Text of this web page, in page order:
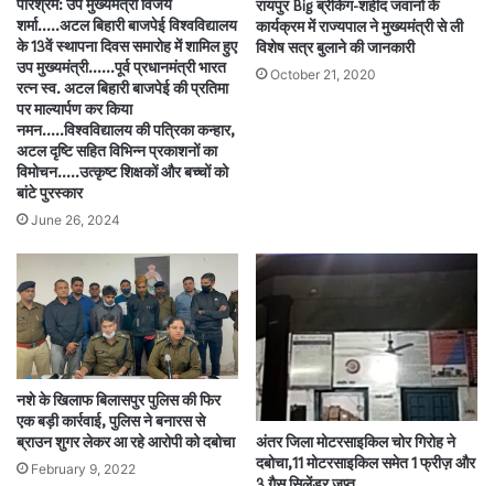
परिश्रम: उप मुख्यमंत्री विजय
शर्मा…..अटल बिहारी बाजपेई विश्वविद्यालय
के 13वें स्थापना दिवस समारोह में शामिल हुए
उप मुख्यमंत्री……पूर्व प्रधानमंत्री भारत
रत्न स्व. अटल बिहारी बाजपेई की प्रतिमा
पर माल्यार्पण कर किया
नमन…..विश्वविद्यालय की पत्रिका कन्हार,
अटल दृष्टि सहित विभिन्न प्रकाशनों का
विमोचन…..उत्कृष्ट शिक्षकों और बच्चों को
बांटे पुरस्कार
June 26, 2024
रायपुर Big ब्रेकिंग-शहीद जवानों के
कार्यक्रम में राज्यपाल ने मुख्यमंत्री से ली
विशेष सत्र बुलाने की जानकारी
October 21, 2020
नशे के खिलाफ बिलासपुर पुलिस की फिर
एक बड़ी कार्रवाई, पुलिस ने बनारस से
ब्राउन शुगर लेकर आ रहे आरोपी को दबोचा
February 9, 2022
अंतर जिला मोटरसाइकिल चोर गिरोह ने
दबोचा,11 मोटरसाइकिल समेत 1 फ्रीज़ और